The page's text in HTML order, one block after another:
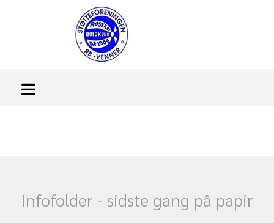
Infofolder - sidste gang på papir